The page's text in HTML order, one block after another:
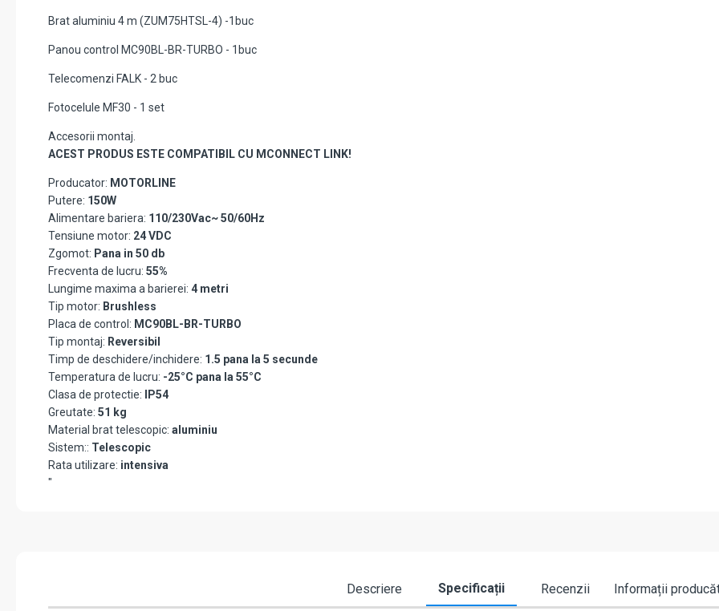
Brat aluminiu 4 m (ZUM75HTSL-4) -1buc
Panou control MC90BL-BR-TURBO - 1buc
Telecomenzi FALK - 2 buc
Fotocelule MF30 - 1 set
Accesorii montaj.
ACEST PRODUS ESTE COMPATIBIL CU MCONNECT LINK!
Producator: MOTORLINE
Putere: 150W
Alimentare bariera: 110/230Vac~ 50/60Hz
Tensiune motor: 24 VDC
Zgomot: Pana in 50 db
Frecventa de lucru: 55%
Lungime maxima a barierei: 4 metri
Tip motor: Brushless
Placa de control: MC90BL-BR-TURBO
Tip montaj: Reversibil
Timp de deschidere/inchidere: 1.5 pana la 5 secunde
Temperatura de lucru: -25°C pana la 55°C
Clasa de protectie:
IP54
Greutate: 51 kg
Material brat telescopic: aluminiu
Sistem:: Telescopic
Rata utilizare: intensiva
"
Descriere Specificații Recenzii Informații